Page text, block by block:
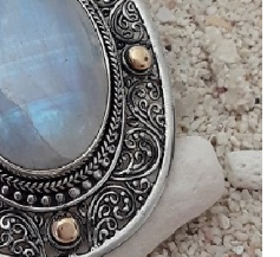
RAPIDE